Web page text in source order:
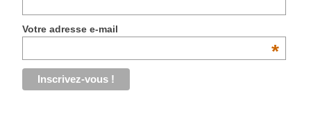
Cameron Highlands
Penang
Singapour
Votre adresse e-mail
*